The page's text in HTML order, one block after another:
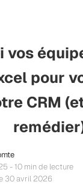
vos
pour
CRM
- 10 min de lecture
30 avril 2026